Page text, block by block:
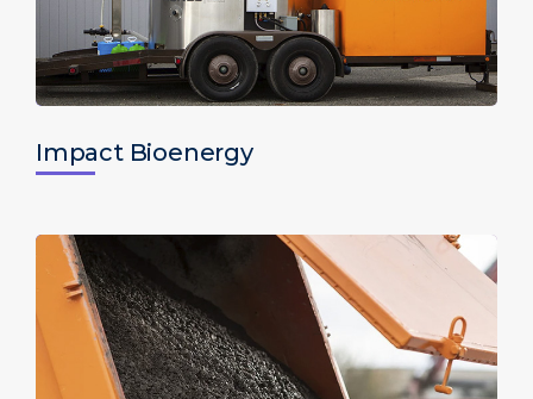
Impact Bioenergy